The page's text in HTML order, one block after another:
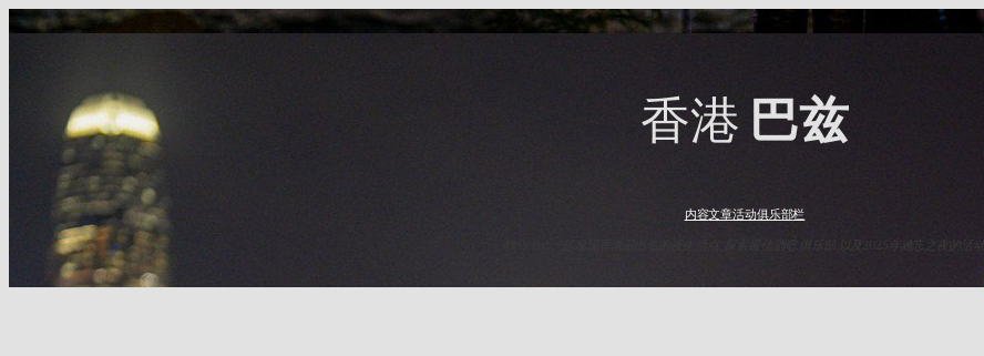
Skip
香港 巴兹
内容文章活动俱乐部栏
与HK Baz一起发现香港最出名的夜生活点. 探索最佳酒吧,俱乐部,以及2025年难忘之夜的活动.